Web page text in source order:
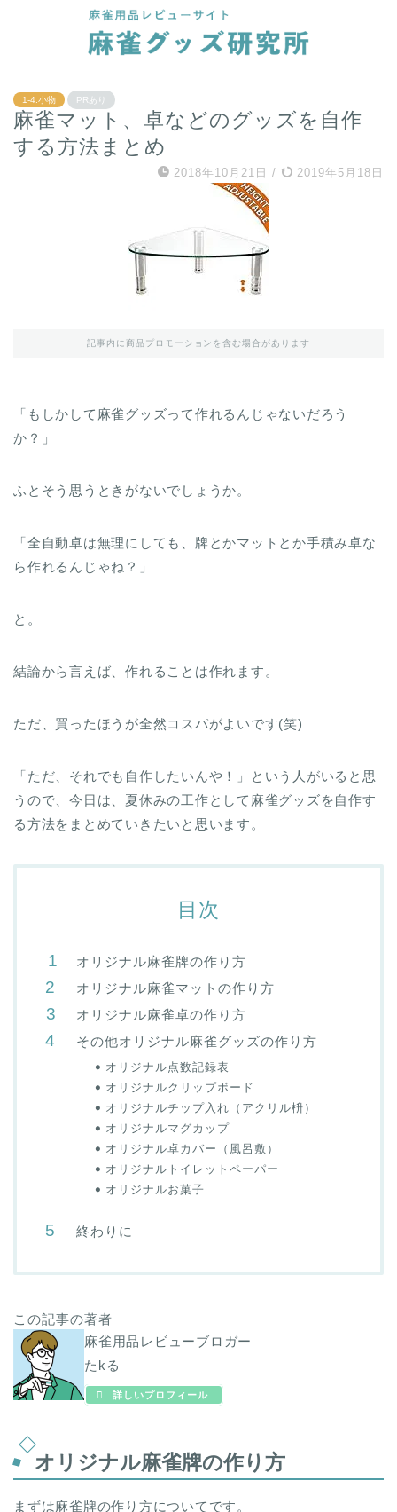
1-4.小物 PRあり
麻雀マット、卓などのグッズを自作
する方法まとめ
2018年10月21日 / 2019年5月18日
記事内に商品プロモーションを含む場合があります
「もしかして麻雀グッズって作れるんじゃないだろう
か？」
ふとそう思うときがないでしょうか。
「全自動卓は無理にしても、牌とかマットとか手積み卓な
ら作れるんじゃね？」
と。
結論から言えば、作れることは作れます。
ただ、買ったほうが全然コスパがよいです(笑)
「ただ、それでも自作したいんや！」という人がいると思
うので、今日は、夏休みの工作として麻雀グッズを自作す
る方法をまとめていきたいと思います。
目次
オリジナル麻雀牌の作り方
オリジナル麻雀マットの作り方
オリジナル麻雀卓の作り方
その他オリジナル麻雀グッズの作り方
オリジナル点数記録表
オリジナルクリップボード
オリジナルチップ入れ（アクリル枡）
オリジナルマグカップ
オリジナル卓カバー（風呂敷）
オリジナルトイレットペーパー
オリジナルお菓子
終わりに
この記事の著者
麻雀用品レビューブロガー
たkる
詳しいプロフィール
オリジナル麻雀牌の作り方
まずは麻雀牌の作り方についてです。